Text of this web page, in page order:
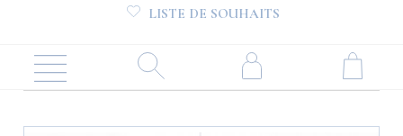
LISTE DE SOUHAITS